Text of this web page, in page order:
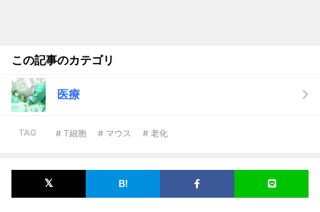
この記事のカテゴリ
医療
TAG # T細胞 # マウス # 老化